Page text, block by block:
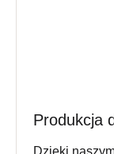
Produkcja
Dzięki